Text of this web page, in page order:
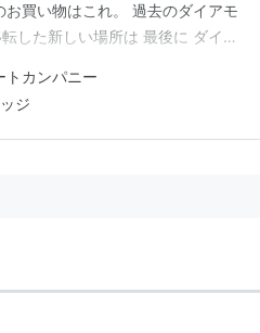
買い物はこれ。 過去のダイアモ
した新しい場所は 最後に ダイア
ることが多く、いつも大量買
トカンパニー
ジ